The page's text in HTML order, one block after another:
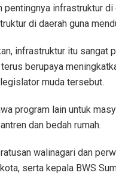
infrastruktur
di daerah guna
infrastruktur itu sangat
berupaya
muda tersebut.
program lain untuk
dan bedah rumah.
walinagari dan
serta kepala BWS